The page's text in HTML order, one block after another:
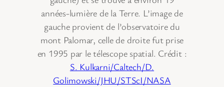
années-lumière de la Terre. L’image de
gauche provient de l’observatoire du
mont Palomar, celle de droite fut prise
en 1995 par le télescope spatial. Crédit :
S. Kulkarni/Caltech/D.
Golimowski/JHU/STScI/NASA